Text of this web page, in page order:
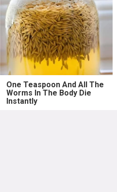
One Teaspoon And All The
Worms In The Body Die
Instantly